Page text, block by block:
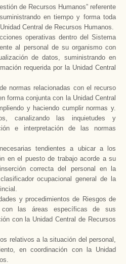
de Recursos Humanos” referente
en tiempo y forma toda
Central de Recursos Humanos.
operativas dentro del Sistema
al personal de su organismo con
de datos, suministrando en
requerida por la Unidad Central
normas relacionadas con el recurso
forma conjunta con la Unidad Central
y haciendo cumplir normas y.
canalizando las inquietudes y
e interpretación de las normas
tendientes a ubicar a los
en el puesto de trabajo acorde a su
correcta del personal en la
ocupacional general de
la
y procedimientos de Riesgos de
las áreas específicas de sus
con la Unidad Central de Recursos
relativos a la situación del personal,
en coordinación con
la Unidad